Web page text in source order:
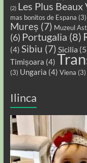
(2) Les Plus Beaux
mas bonitos de Espana (3)
Mureș (7) Muzeul
(6) Portugalia (8)
(4) Sibiu (7) Sicilia
Timișoara (4)
(3) Ungaria (4) Viena (3)
Ilinca